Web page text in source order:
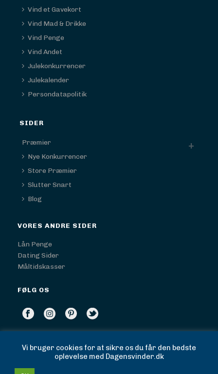
Vind et Gavekort
Vind Mad & Drikke
Vind Penge
Vind Andet
Julekonkurrencer
Julekalender
Persondatapolitik
SIDER
Præmier
Nye Konkurrencer
Store Præmier
Slutter Snart
Blog
VORES ANDRE SIDER
Lån Penge
Dating Sider
Måltidskasser
FØLG OS
BLOGS
Vi bruger cookies for at sikre os du får den bedste
oplevelse med Dagensvinder.dk